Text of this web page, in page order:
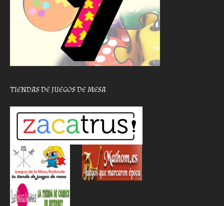
TIENDAS DE JUEGOS DE MESA